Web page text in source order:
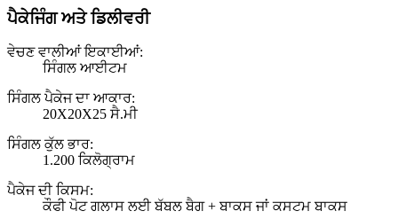
ਪੈਕੇਜਿੰਗ ਅਤੇ ਡਿਲੀਵਰੀ
ਵੇਚਣ ਵਾਲੀਆਂ ਇਕਾਈਆਂ:
ਸਿੰਗਲ ਆਈਟਮ
ਸਿੰਗਲ ਪੈਕੇਜ ਦਾ ਆਕਾਰ:
20X20X25 ਸੈ.ਮੀ
ਸਿੰਗਲ ਕੁੱਲ ਭਾਰ:
1.200 ਕਿਲੋਗ੍ਰਾਮ
ਪੈਕੇਜ ਦੀ ਕਿਸਮ:
ਕੌਫੀ ਪੋਟ ਗਲਾਸ ਲਈ ਬੱਬਲ ਬੈਗ + ਬਾਕਸ ਜਾਂ ਕਸਟਮ ਬਾਕਸ